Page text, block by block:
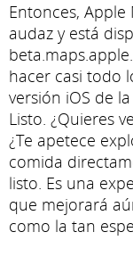
Entonces,
audaz y está
hacer casi todo
versión iOS de
Listo. ¿Quieres
¿Te apetece
comida
listo. Es una
que mejorará
como la tan